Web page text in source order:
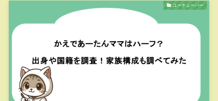
ユーチューバー